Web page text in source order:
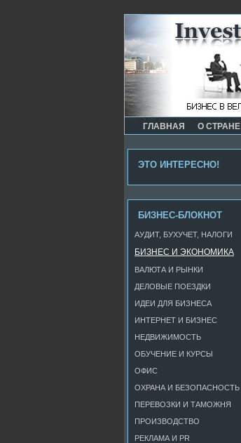
ГЛАВНАЯ О СТРАНЕ
ЭТО ИНТЕРЕСНО!
БИЗНЕС-БЛОКНОТ
АУДИТ, БУХУЧЕТ, НАЛОГИ
БИЗНЕС И ЭКОНОМИКА
ВАЛЮТА И РЫНКИ
ДЕЛОВЫЕ ПОЕЗДКИ
ИДЕИ ДЛЯ БИЗНЕСА
ИНТЕРНЕТ И БИЗНЕС
НЕДВИЖИМОСТЬ
ОБУЧЕНИЕ И КУРСЫ
ОФИС
ОХРАНА И БЕЗОПАСНОСТЬ
ПЕРЕВОЗКИ И ТАМОЖНЯ
ПРОИЗВОДСТВО
РЕКЛАМА И PR